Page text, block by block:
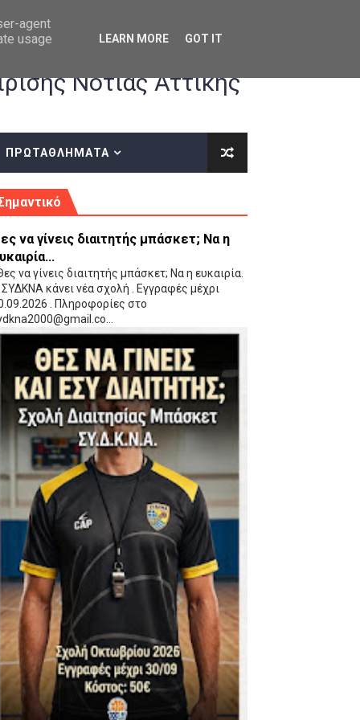
οδηγίες επί του ΚΑΝΟΝΙΣΜΟΥ ΕΓΓΡΑΦΩΝ-ΜΕΤΑΓΡΑΦΩΝ ΤΗΣ
(VIDEO)
-ΕΘΝΙΚΟΣ ΛΑΓΥΝΩΝ
- Στον τελικό με Ερμή Αργ. νίκησε 72-54 το Πέρα
-ΠΕΡΑ (21.30)
στην Ένωση
-20 77-69 την φοβερή Προοδευτική
Νότιας Αττικής
ΠΡΩΤΑΘΛΗΜΑΤΑ
να γίνεις διαιτητής μπάσκετ; Να η
να γίνεις διαιτητής μπάσκετ; Να η ευκαιρία.
κάνει νέα σχολή . Εγγραφές μέχρι
. Πληροφορίες στο
agent
usage
LEARN MORE GOT IT